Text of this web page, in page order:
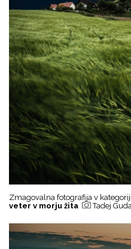
Zmagovalna fotografija v
veter v morju žita
Tadej